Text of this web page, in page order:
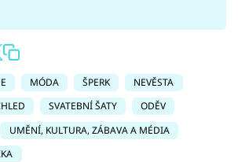
MÓDA ŠPERK
NEVĚSTA
SVATEBNÍ ŠATY
ODĚV
UMĚNÍ, KULTURA, ZÁBAVA A MÉDIA